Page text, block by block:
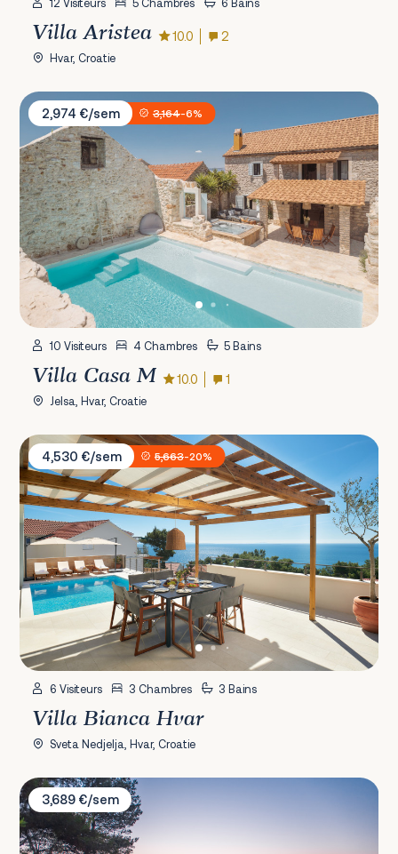
Villa Aristea 10.0 2
Hvar, Croatie
Villa Casa M
2,974 €/sem
3,164-6%
10 Visiteurs 4 Chambres 5 Bains
Villa Casa M 10.0 1
Jelsa, Hvar, Croatie
Villa Bianca Hvar
4,530 €/sem
5,663-20%
6 Visiteurs 3 Chambres 3 Bains
Villa Bianca Hvar
Sveta Nedjelja, Hvar, Croatie
Villa Aqua Hvar
3,689 €/sem